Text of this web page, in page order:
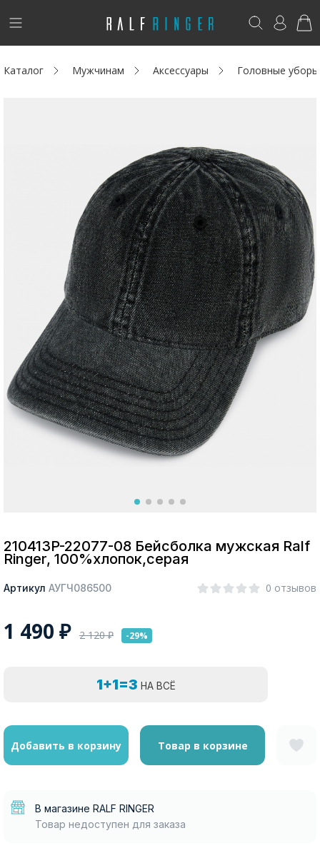
!
Новинки
Акции / Новости
Адреса магазинов
Москва
Да, все верно Изменить город
Возникли вопросы? - club@ralf.ru
Каталог Мужчинам Аксессуары Головные уборы
210413P-22077-08 Бейсболка мужская Ralf
Ringer, 100%хлопок,серая
Артикул АУГЧ086500 0 отзывов
1 490 ₽ 2 120₽ -29%
1+1=3 НА ВСЁ
Добавить в корзину Товар в корзине
В магазине RALF RINGER
Товар недоступен для заказа